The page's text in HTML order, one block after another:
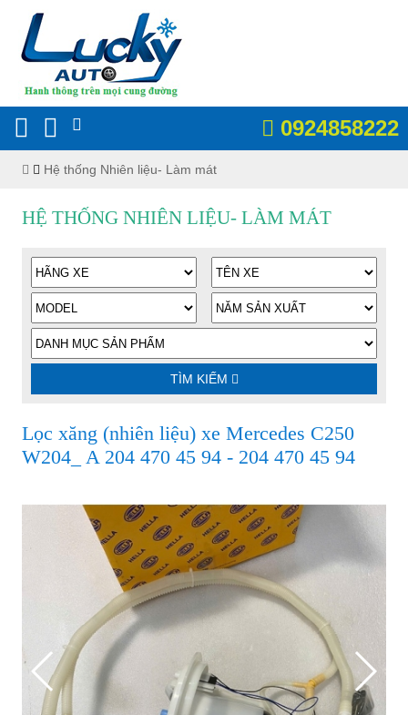
0924858222
Hệ thống Nhiên liệu- Làm mát
HỆ THỐNG NHIÊN LIỆU- LÀM MÁT
TÌM KIẾM
Lọc xăng (nhiên liệu) xe Mercedes C250
W204_ A 204 470 45 94 - 204 470 45 94